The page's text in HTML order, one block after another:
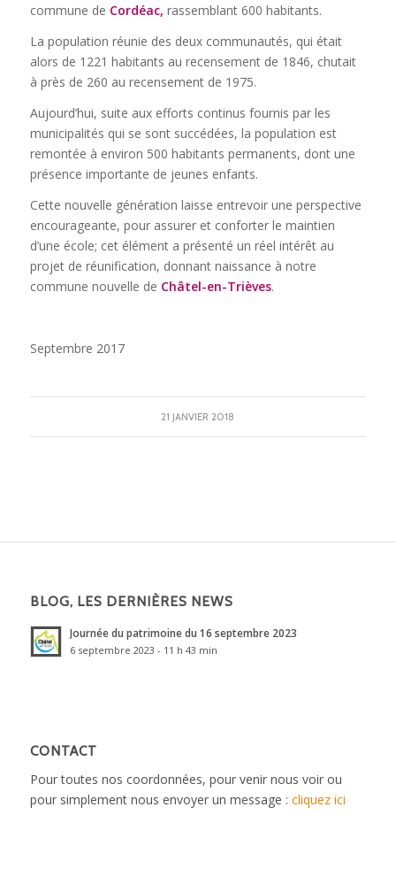
commune de Cordéac, rassemblant 600 habitants.
La population réunie des deux communautés, qui était
alors de 1221 habitants au recensement de 1846, chutait
à près de 260 au recensement de 1975.
Aujourd’hui, suite aux efforts continus fournis par les
municipalités qui se sont succédées, la population est
remontée à environ 500 habitants permanents, dont une
présence importante de jeunes enfants.
Cette nouvelle génération laisse entrevoir une perspective
encourageante, pour assurer et conforter le maintien
d’une école; cet élément a présenté un réel intérêt au
projet de réunification, donnant naissance à notre
commune nouvelle de Châtel-en-Trièves.
Septembre 2017
21 JANVIER 2018
BLOG, LES DERNIÈRES NEWS
Journée du patrimoine du 16 septembre 2023
6 septembre 2023 - 11 h 43 min
CONTACT
Pour toutes nos coordonnées, pour venir nous voir ou
pour simplement nous envoyer un message : cliquez ici